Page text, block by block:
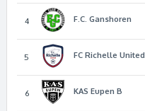
4 F.C. Ganshoren
5 FC Richelle United
6 KAS Eupen B